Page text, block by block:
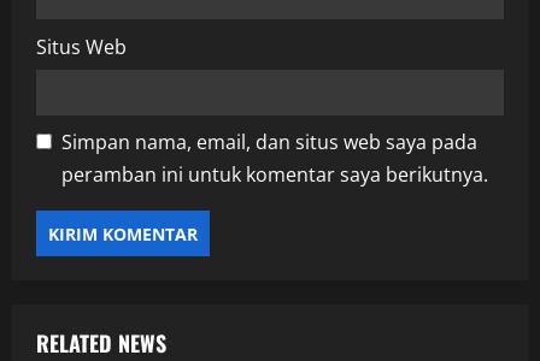
Situs Web
Simpan nama, email, dan situs web saya pada
peramban ini untuk komentar saya berikutnya.
RELATED NEWS